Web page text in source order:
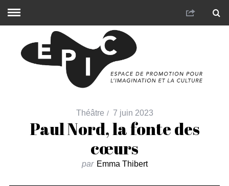
Théâtre 7 juin 2023
Paul Nord, la fonte des
cœurs
par Emma Thibert